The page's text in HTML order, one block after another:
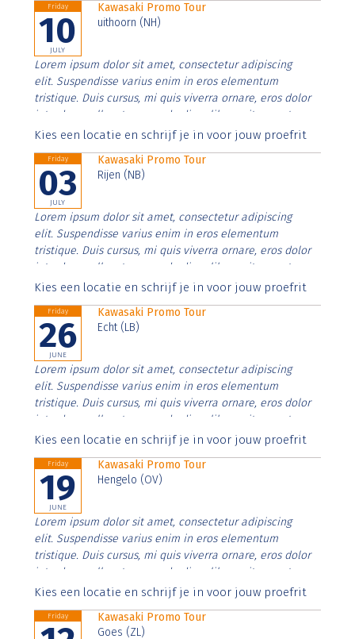
Friday
10
JULY
Kawasaki Promo Tour
uithoorn (NH)
Lorem ipsum dolor sit amet, consectetur adipiscing
elit. Suspendisse varius enim in eros elementum
tristique. Duis cursus, mi quis viverra ornare, eros dolor
interdum nulla, ut commodo diam libero vitae erat.
Aenean faucibus nibh et justo cursus id rutrum lorem
Kies een locatie en schrijf je in voor jouw proefrit
Friday
03
JULY
Kawasaki Promo Tour
Rijen (NB)
Lorem ipsum dolor sit amet, consectetur adipiscing
elit. Suspendisse varius enim in eros elementum
tristique. Duis cursus, mi quis viverra ornare, eros dolor
interdum nulla, ut commodo diam libero vitae erat.
Aenean faucibus nibh et justo cursus id rutrum lorem
Kies een locatie en schrijf je in voor jouw proefrit
Friday
26
JUNE
Kawasaki Promo Tour
Echt (LB)
Lorem ipsum dolor sit amet, consectetur adipiscing
elit. Suspendisse varius enim in eros elementum
tristique. Duis cursus, mi quis viverra ornare, eros dolor
interdum nulla, ut commodo diam libero vitae erat.
Aenean faucibus nibh et justo cursus id rutrum lorem
Kies een locatie en schrijf je in voor jouw proefrit
Friday
19
JUNE
Kawasaki Promo Tour
Hengelo (OV)
Lorem ipsum dolor sit amet, consectetur adipiscing
elit. Suspendisse varius enim in eros elementum
tristique. Duis cursus, mi quis viverra ornare, eros dolor
interdum nulla, ut commodo diam libero vitae erat.
Aenean faucibus nibh et justo cursus id rutrum lorem
Kies een locatie en schrijf je in voor jouw proefrit
Friday
Kawasaki Promo Tour
Goes (ZL)